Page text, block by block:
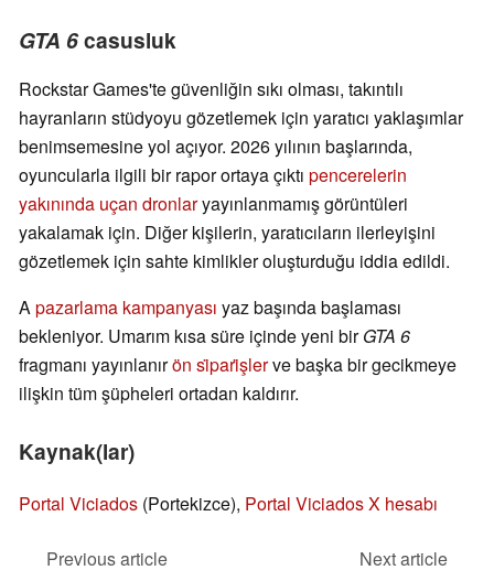
GTA 6casusluk
Rockstar Games'te güvenliğin sıkı olması, takıntılı
hayranların stüdyoyu gözetlemek için yaratıcı yaklaşımlar
benimsemesine yol açıyor. 2026 yılının başlarında,
oyuncularla ilgili bir rapor ortaya çıktı pencerelerin
yakınında uçan dronlaryayınlanmamış görüntüleri
yakalamak için. Diğer kişilerin, yaratıcıların ilerleyişini
gözetlemek için sahte kimlikler oluşturduğu iddia edildi.
Apazarlama kampanyası yaz başında başlaması
bekleniyor. Umarım kısa süre içinde yeni birGTA 6
fragmanı yayınlanırön si̇pari̇şlerve başka bir gecikmeye
ilişkin tüm şüpheleri ortadan kaldırır.
Kaynak(lar)
Portal Viciados (Portekizce), Portal Viciados X hesabı
Previous article
Next article